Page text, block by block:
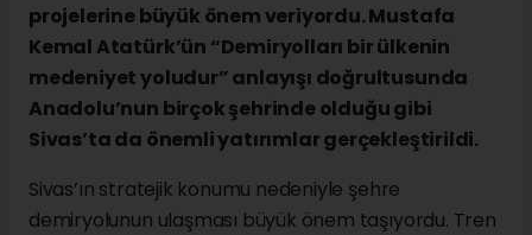
projelerine büyük önem veriyordu. Mustafa
Kemal Atatürk’ün “Demiryolları bir ülkenin
medeniyet yoludur” anlayışı doğrultusunda
Anadolu’nun birçok şehrinde olduğu gibi
Sivas’ta da önemli yatırımlar gerçekleştirildi.
Sivas’ın stratejik konumu nedeniyle şehre
demiryolunun ulaşması büyük önem taşıyordu. Tren